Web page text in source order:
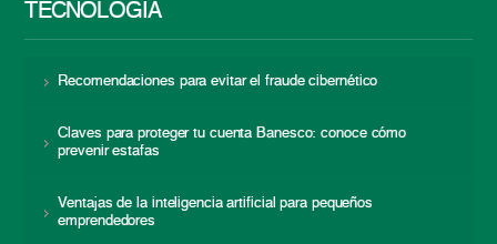
TECNOLOGÍA
Recomendaciones para evitar el fraude cibernético
Claves para proteger tu cuenta Banesco: conoce cómo
prevenir estafas
Ventajas de la inteligencia artificial para pequeños
emprendedores